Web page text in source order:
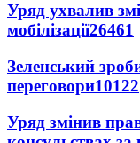
Уряд ухвалив
мобілізації26461
Зеленський
переговори10122
Уряд змінив